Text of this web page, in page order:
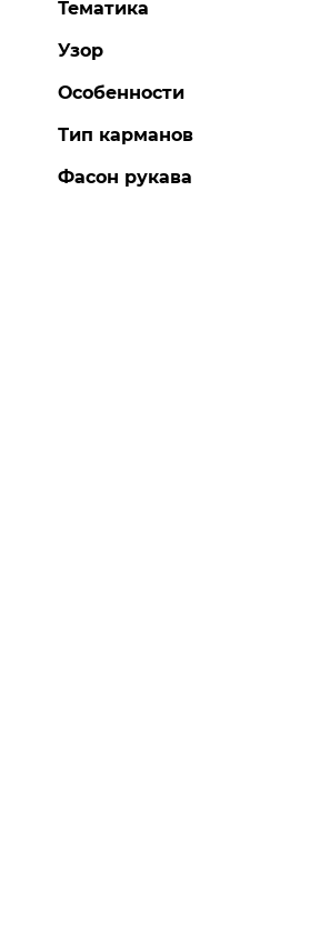
Тематика
Узор
Особенности
Тип карманов
Фасон рукава